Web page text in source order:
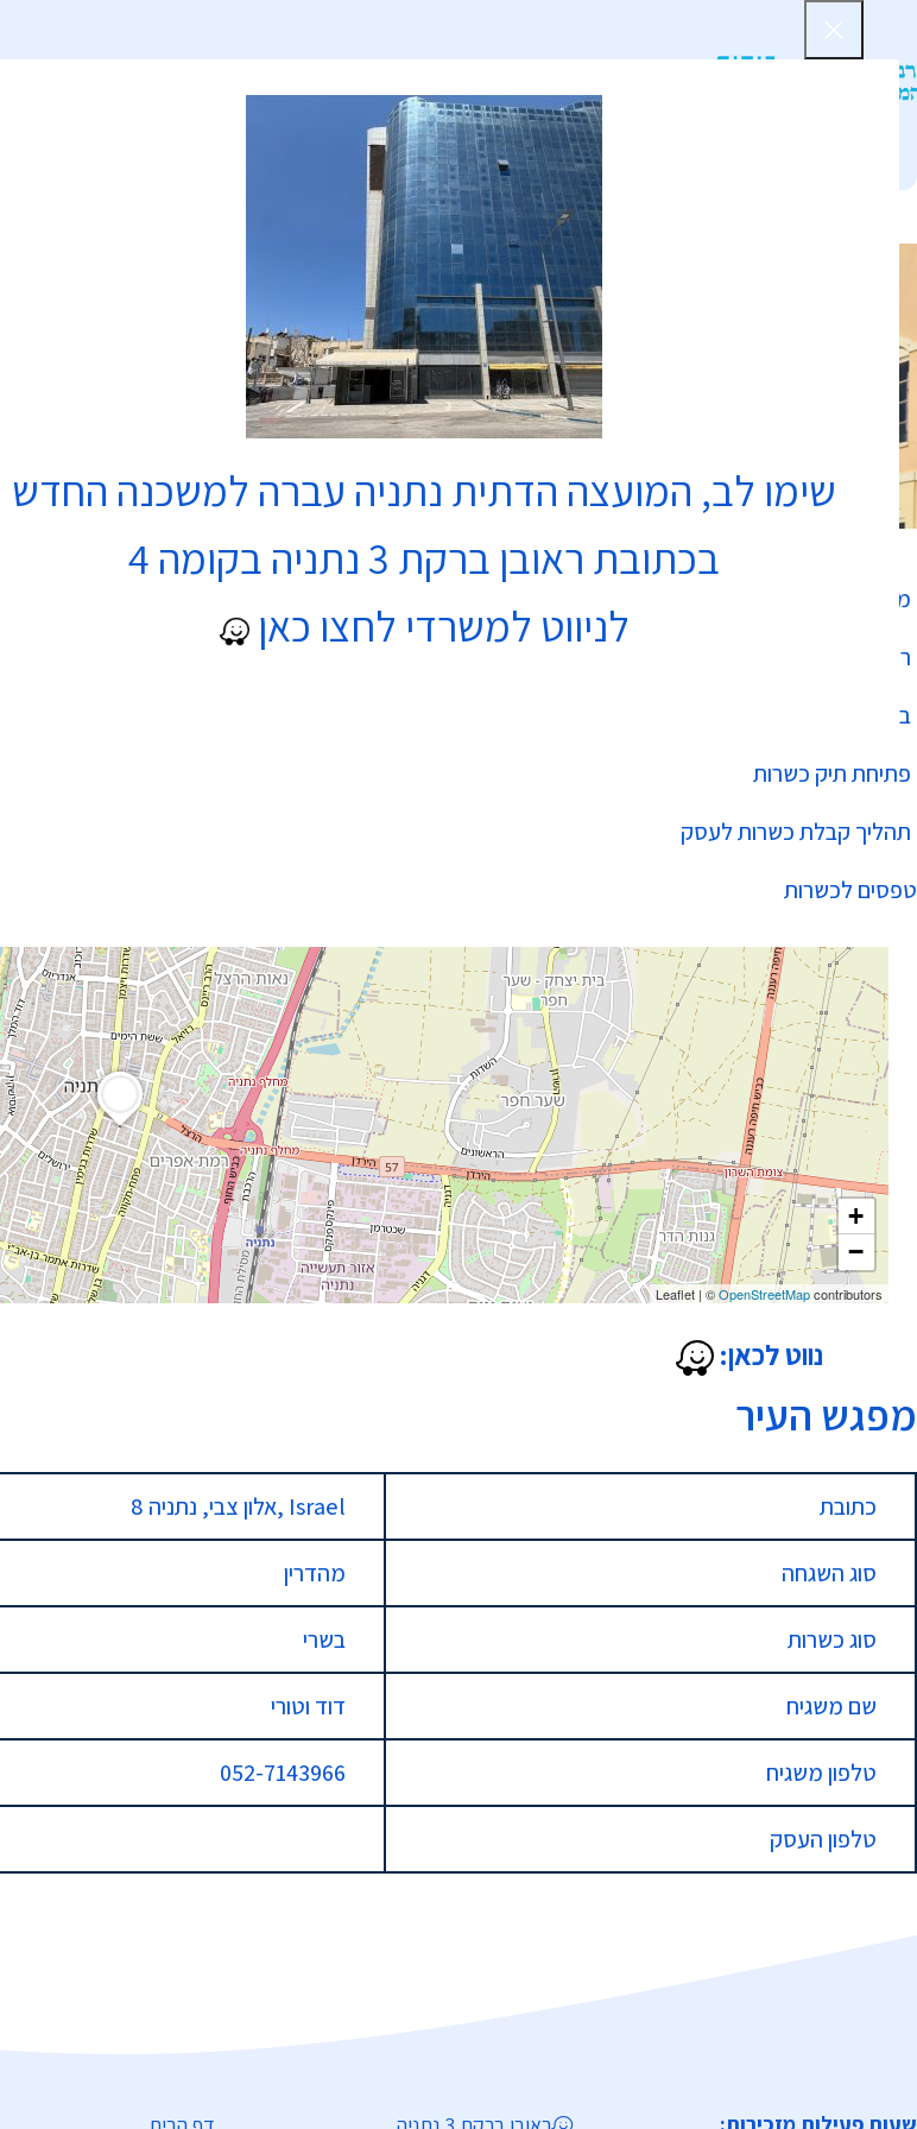
שימו לב, המועצה הדתית נתניה עברה למשכנה החדש
בכתובת ראובן ברקת 3 נתניה בקומה 4
לניווט למשרדי לחצו כאן
דף הביתאודות המועצה
כשרות
מחלקת כשרות
רשימת עסקים כשרים
בהידור הכשרות
פתיחת תיק כשרות
תהליך קבלת כשרות לעסק
טפסים לכשרות
+
−
Leaflet | ©OpenStreetMapcontributors
נווט לכאן:
מפגש העיר
כתובת 8 אלון צבי, נתניה, Israel
סוג השגחה מהדרין
סוג כשרות בשרי
שם משגיח דוד וטורי
טלפון משגיח 052-7143966
טלפון העסק